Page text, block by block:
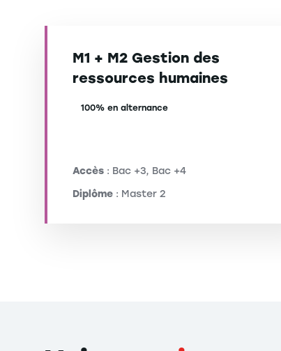
M1 + M2 Gestion des
ressources humaines
100% en alternance
Accès : Bac +3, Bac +4
Diplôme : Master 2